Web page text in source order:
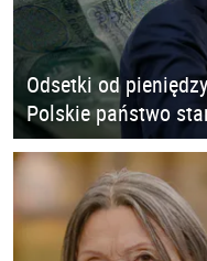
Odsetki od
Polskie państwo